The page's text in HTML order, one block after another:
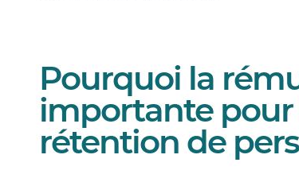
Pourquoi la
importante
rétention de